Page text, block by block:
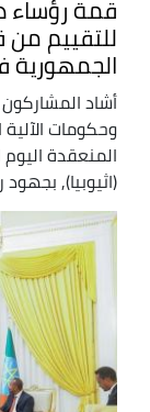
قمة رؤساء
للتقييم من
الجمهورية
وحكومات الآلية
المنعقدة اليوم
(اثيوبيا),